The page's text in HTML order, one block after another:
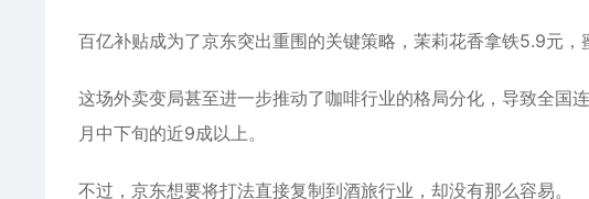
百亿补贴成为了京东突出重围的关键策略，茉莉花香拿铁5.9元，
这场外卖变局甚至进一步推动了咖啡行业的格局分化，导致全国
月中下旬的近9成以上。
不过，京东想要将打法直接复制到酒旅行业，却没有那么容易。